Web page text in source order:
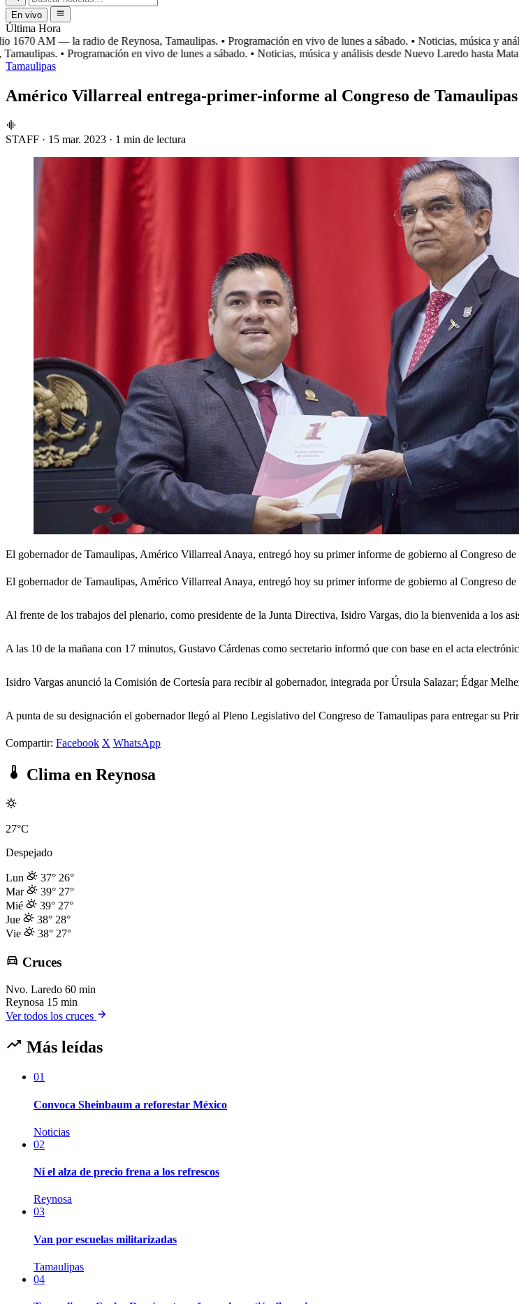
En vivo
Última Hora
AM — la radio de Reynosa, Tamaulipas. • Programación en vivo de lunes a sábado. • Noticias, música y
• Programación en vivo de lunes a sábado. • Noticias, música y análisis desde Nuevo Laredo hasta
Tamaulipas
Américo Villarreal entrega-primer-informe al Congreso de Tamaulipas
STAFF · 15 mar. 2023 · 1 min de lectura
El gobernador de Tamaulipas, Américo Villarreal Anaya, entregó hoy su primer informe de gobierno al Congreso de
El gobernador de Tamaulipas, Américo Villarreal Anaya, entregó hoy su primer informe de gobierno al Congreso
Al frente de los trabajos del plenario, como presidente de la Junta Directiva, Isidro Vargas, dio la bienvenida a los
A las 10 de la mañana con 17 minutos, Gustavo Cárdenas como secretario informó que con base en el acta
Isidro Vargas anunció la Comisión de Cortesía para recibir al gobernador, integrada por Úrsula Salazar; Édgar
A punta de su designación el gobernador llegó al Pleno Legislativo del Congreso de Tamaulipas para entregar su
Compartir: Facebook X WhatsApp
Clima en Reynosa
27°C
Despejado
Lun 37° 26°
Mar
39° 27°
Mié
39° 27°
Jue
38° 28°
Vie
38° 27°
Cruces
Nvo. Laredo 60 min
Reynosa 15 min
Ver todos los cruces
Más leídas
01
Convoca Sheinbaum a reforestar México
Noticias
02
Ni el alza de precio frena a los refrescos
Reynosa
03
Van por escuelas militarizadas
Tamaulipas
04